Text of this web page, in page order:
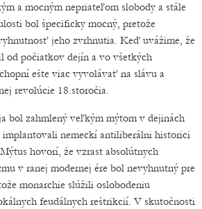
a mocným nepriateľom slobody a stále
bol špecificky mocný, pretože
jeho zvrhnutia. Keď uvážime, že
od počiatkov dejín a vo všetkých
ešte viac vyvolávať na slávu a
revolúcie 18.storočia.
bol zahmlený veľkým mýtom v dejinách
implantovali nemeckí antiliberálni historici
hovorí, že vzrast absolútnych
v ranej modernej ére bol nevyhnutný pre
monarchie slúžili oslobodeniu
feudálnych reštrikcií. V skutočnosti